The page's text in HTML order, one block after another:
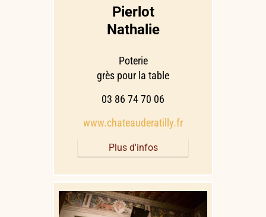
Pierlot
Nathalie
Poterie
grès pour la table
03 86 74 70 06
www.chateauderatilly.fr
Plus d'infos